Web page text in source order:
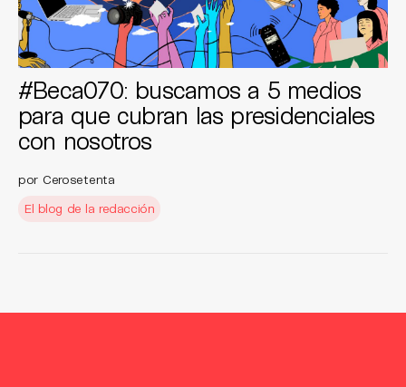
#Beca070: buscamos a 5 medios
para que cubran las presidenciales
con nosotros
por Cerosetenta
El blog de la redacción